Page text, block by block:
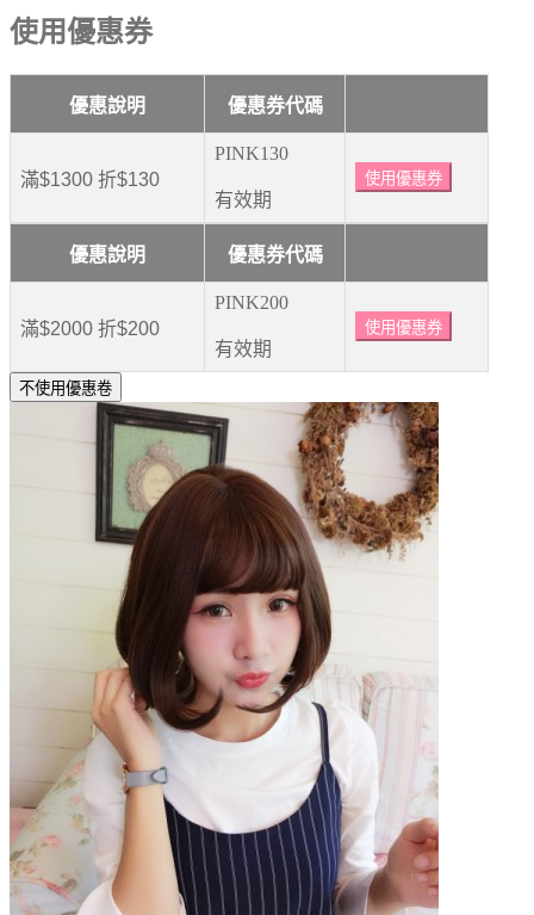
使用優惠券
優惠說明 優惠券代碼
滿$1300 折$130
PINK130
有效期
使用優惠券
優惠說明 優惠券代碼
滿$2000 折$200
PINK200
有效期
使用優惠券
不使用優惠卷